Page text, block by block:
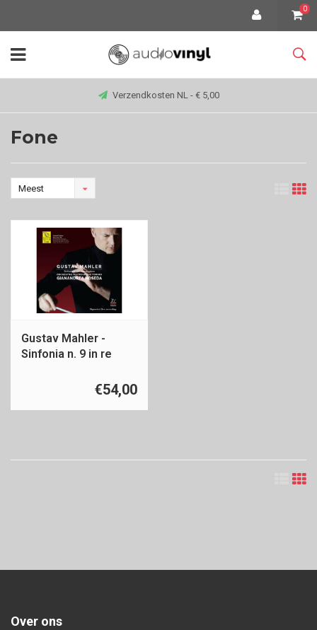
0
Verzendkosten NL - € 5,00
Fone
Meest
Gustav Mahler -
Sinfonia n. 9 in re
€54,00
Over ons